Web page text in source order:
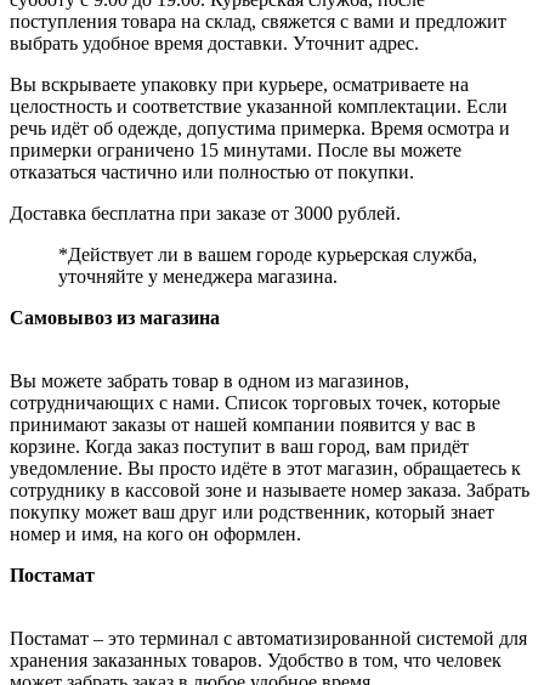
поступления товара на склад, свяжется с вами и предложит
выбрать удобное время доставки. Уточнит адрес.
Вы вскрываете упаковку при курьере, осматриваете на
целостность и соответствие указанной комплектации. Если
речь идёт об одежде, допустима примерка. Время осмотра и
примерки ограничено 15 минутами. После вы можете
отказаться частично или полностью от покупки.
Доставка бесплатна при заказе от 3000 рублей.
*Действует ли в вашем городе курьерская служба,
уточняйте у менеджера магазина.
Самовывоз из магазина
Вы можете забрать товар в одном из магазинов,
сотрудничающих с нами. Список торговых точек, которые
принимают заказы от нашей компании появится у вас в
корзине. Когда заказ поступит в ваш город, вам придёт
уведомление. Вы просто идёте в этот магазин, обращаетесь к
сотруднику в кассовой зоне и называете номер заказа. Забрать
покупку может ваш друг или родственник, который знает
номер и имя, на кого он оформлен.
Постамат
Постамат – это терминал с автоматизированной системой для
хранения заказанных товаров. Удобство в том, что человек